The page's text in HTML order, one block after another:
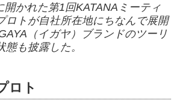
開かれた第1回KATANAミーティ
ロトが自社所在地にちなんで展開
（イガヤ）ブランドのツーリ
態も披露した。
ロト